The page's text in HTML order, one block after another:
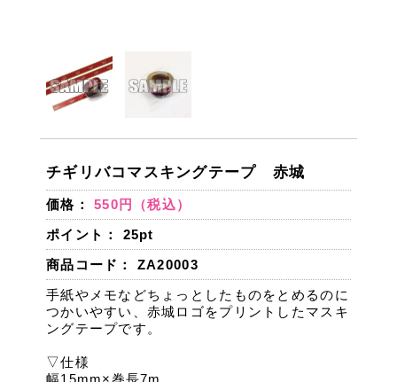
チギリバコマスキングテープ 赤城
価格：550円（税込）
ポイント：
25pt
商品コード： ZA20003
手紙やメモなどちょっとしたものをとめるのに
つかいやすい、赤城ロゴをプリントしたマスキ
ングテープです。
▽仕様
幅15mm×巻長7m